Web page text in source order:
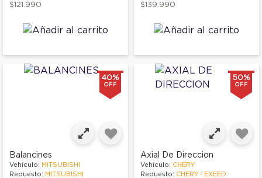
$121.990 $139.990
40%
OFF
Balancines
Vehículo: MITSUBISHI
Repuesto: MITSUBISHI
50%
OFF
Axial De Direccion
Vehículo: CHERY
Repuesto: CHERY - EXEED